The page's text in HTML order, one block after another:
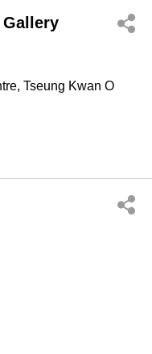
Tseung Kwan O